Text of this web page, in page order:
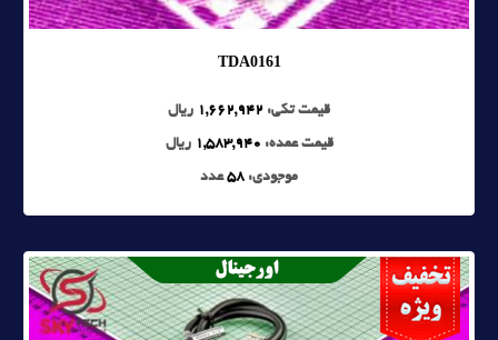
TDA0161
قیمت تکی: 1,662,942 ریال
قیمت عمده: 1,583,940 ریال
موجودی: 58عدد